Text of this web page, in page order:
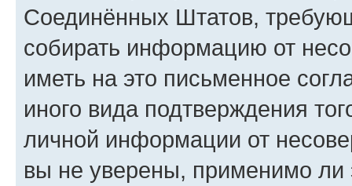
Соединённых Штатов,
собирать информацию от
иметь на это письменное
иного вида подтверждения
личной информации от
вы не уверены, применимо ли